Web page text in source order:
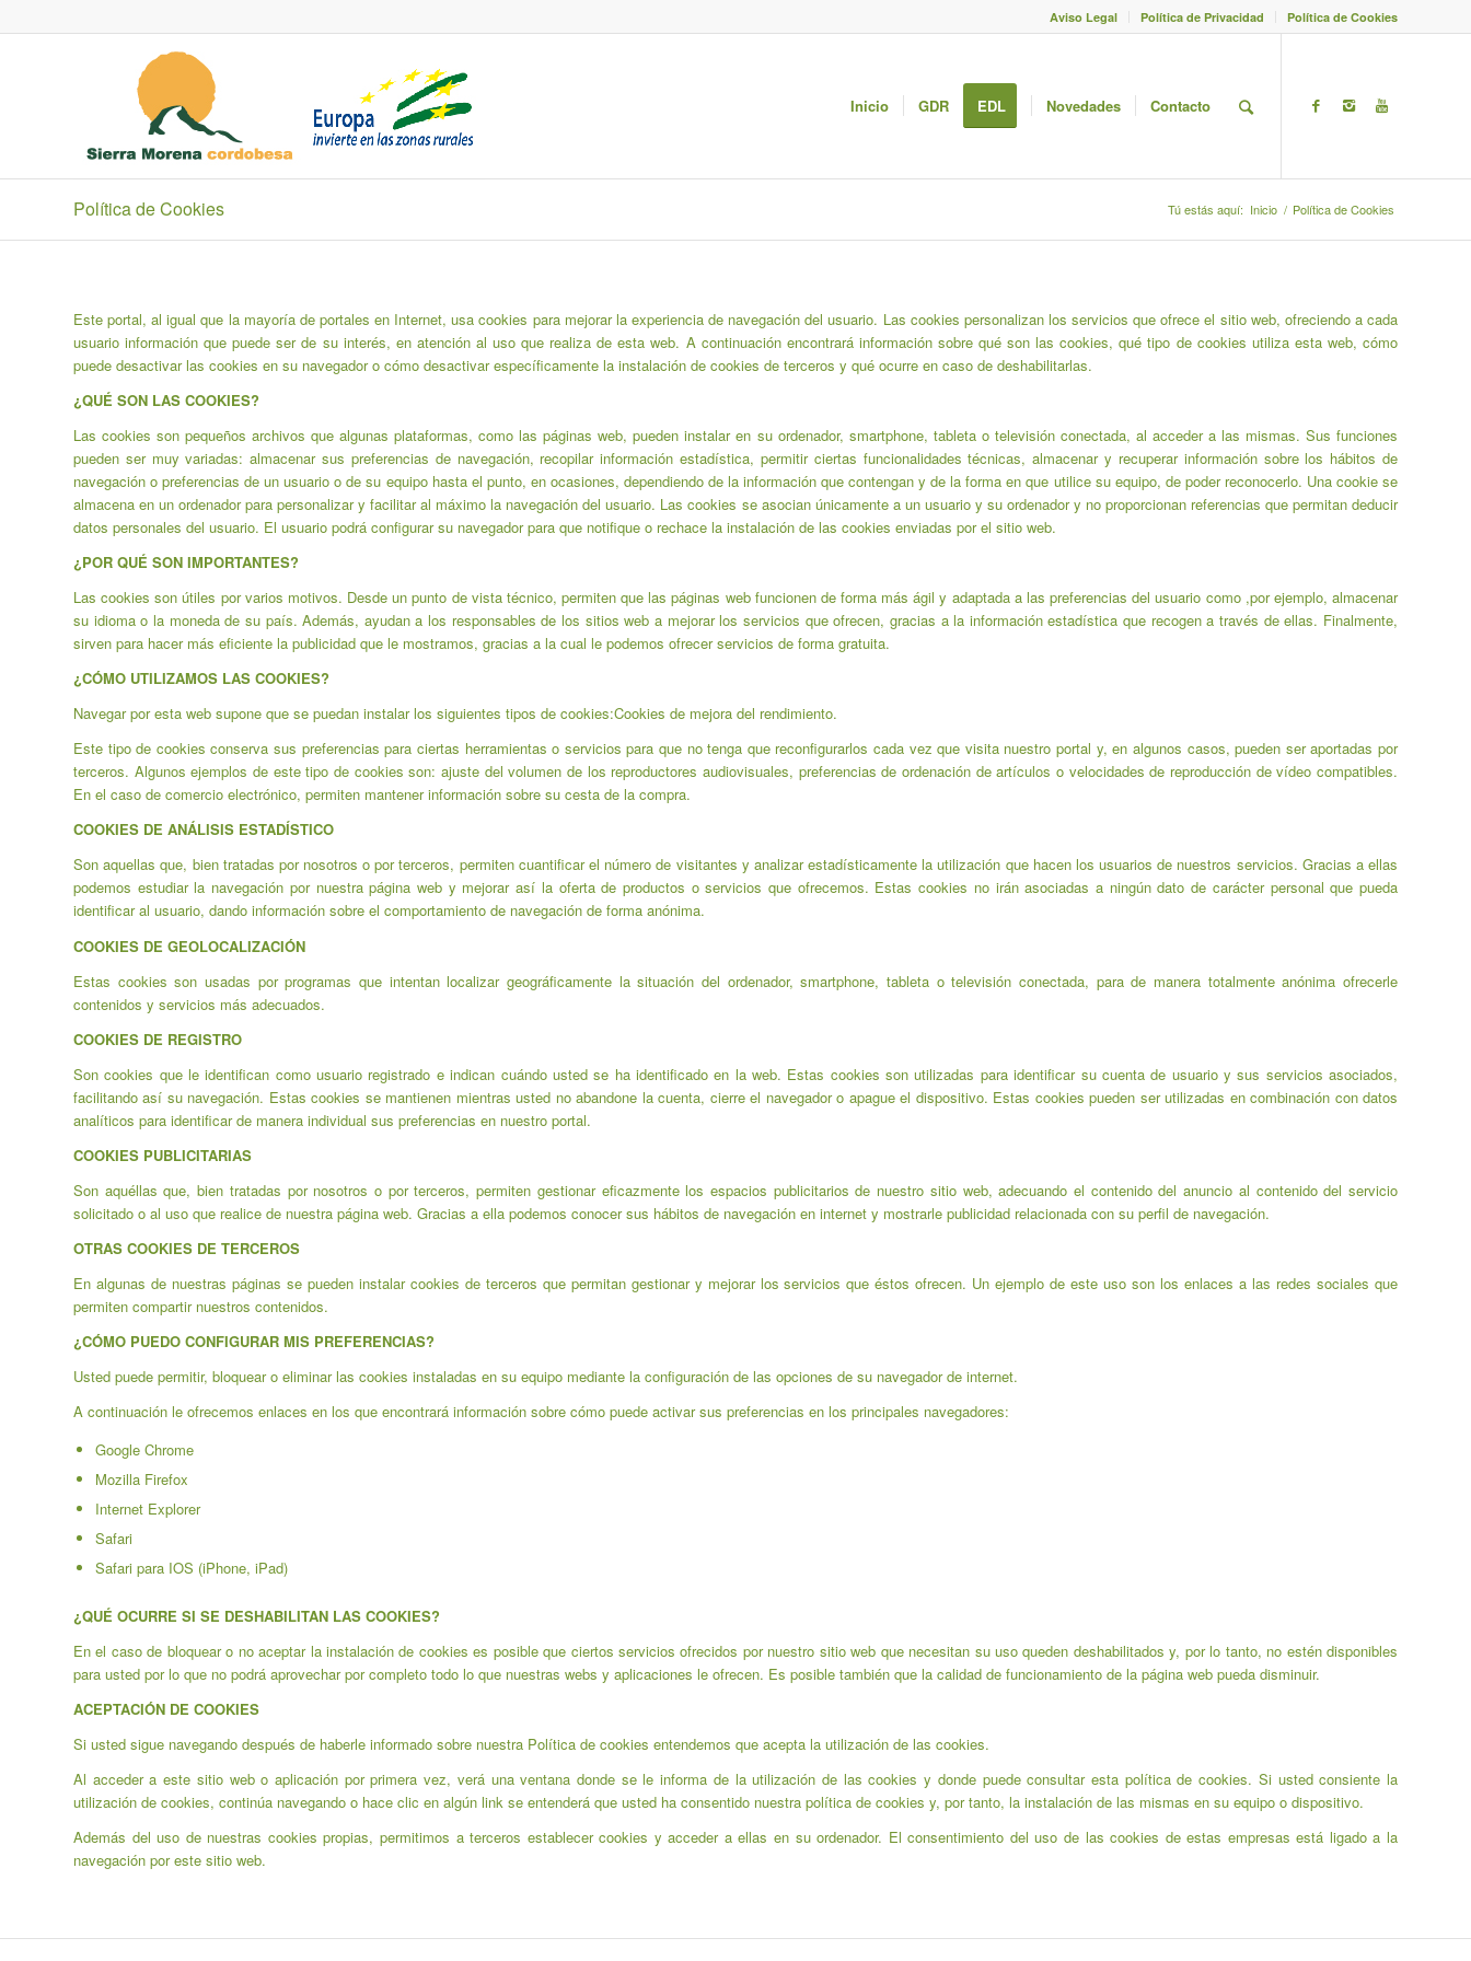
Aviso Legal Política de Privacidad Política de Cookies
Inicio GDR EDL Novedades Contacto
Política de Cookies Tú estás aquí: Inicio / Política de Cookies
Este portal, al igual que la mayoría de portales en Internet, usa cookies para mejorar la experiencia de navegación del usuario. Las cookies personalizan los servicios que ofrece el sitio web, ofreciendo a cada
usuario información que puede ser de su interés, en atención al uso que realiza de esta web. A continuación encontrará información sobre qué son las cookies, qué tipo de cookies utiliza esta web, cómo
puede desactivar las cookies en su navegador o cómo desactivar específicamente la instalación de cookies de terceros y qué ocurre en caso de deshabilitarlas.
¿QUÉ SON LAS COOKIES?
Las cookies son pequeños archivos que algunas plataformas, como las páginas web, pueden instalar en su ordenador, smartphone, tableta o televisión conectada, al acceder a las mismas. Sus funciones
pueden ser muy variadas: almacenar sus preferencias de navegación, recopilar información estadística, permitir ciertas funcionalidades técnicas, almacenar y recuperar información sobre los hábitos de
navegación o preferencias de un usuario o de su equipo hasta el punto, en ocasiones, dependiendo de la información que contengan y de la forma en que utilice su equipo, de poder reconocerlo. Una cookie se
almacena en un ordenador para personalizar y facilitar al máximo la navegación del usuario. Las cookies se asocian únicamente a un usuario y su ordenador y no proporcionan referencias que permitan deducir
datos personales del usuario. El usuario podrá configurar su navegador para que notifique o rechace la instalación de las cookies enviadas por el sitio web.
¿POR QUÉ SON IMPORTANTES?
Las cookies son útiles por varios motivos. Desde un punto de vista técnico, permiten que las páginas web funcionen de forma más ágil y adaptada a las preferencias del usuario como ,por ejemplo, almacenar
su idioma o la moneda de su país. Además, ayudan a los responsables de los sitios web a mejorar los servicios que ofrecen, gracias a la información estadística que recogen a través de ellas. Finalmente,
sirven para hacer más eficiente la publicidad que le mostramos, gracias a la cual le podemos ofrecer servicios de forma gratuita.
¿CÓMO UTILIZAMOS LAS COOKIES?
Navegar por esta web supone que se puedan instalar los siguientes tipos de cookies:Cookies de mejora del rendimiento.
Este tipo de cookies conserva sus preferencias para ciertas herramientas o servicios para que no tenga que reconfigurarlos cada vez que visita nuestro portal y, en algunos casos, pueden ser aportadas por
terceros. Algunos ejemplos de este tipo de cookies son: ajuste del volumen de los reproductores audiovisuales, preferencias de ordenación de artículos o velocidades de reproducción de vídeo compatibles.
En el caso de comercio electrónico, permiten mantener información sobre su cesta de la compra.
COOKIES DE ANÁLISIS ESTADÍSTICO
Son aquellas que, bien tratadas por nosotros o por terceros, permiten cuantificar el número de visitantes y analizar estadísticamente la utilización que hacen los usuarios de nuestros servicios. Gracias a ellas
podemos estudiar la navegación por nuestra página web y mejorar así la oferta de productos o servicios que ofrecemos. Estas cookies no irán asociadas a ningún dato de carácter personal que pueda
identificar al usuario, dando información sobre el comportamiento de navegación de forma anónima.
COOKIES DE GEOLOCALIZACIÓN
Estas cookies son usadas por programas que intentan localizar geográficamente la situación del ordenador, smartphone, tableta o televisión conectada, para de manera totalmente anónima ofrecerle
contenidos y servicios más adecuados.
COOKIES DE REGISTRO
Son cookies que le identifican como usuario registrado e indican cuándo usted se ha identificado en la web. Estas cookies son utilizadas para identificar su cuenta de usuario y sus servicios asociados,
facilitando así su navegación. Estas cookies se mantienen mientras usted no abandone la cuenta, cierre el navegador o apague el dispositivo. Estas cookies pueden ser utilizadas en combinación con datos
analíticos para identificar de manera individual sus preferencias en nuestro portal.
COOKIES PUBLICITARIAS
Son aquéllas que, bien tratadas por nosotros o por terceros, permiten gestionar eficazmente los espacios publicitarios de nuestro sitio web, adecuando el contenido del anuncio al contenido del servicio
solicitado o al uso que realice de nuestra página web. Gracias a ella podemos conocer sus hábitos de navegación en internet y mostrarle publicidad relacionada con su perfil de navegación.
OTRAS COOKIES DE TERCEROS
En algunas de nuestras páginas se pueden instalar cookies de terceros que permitan gestionar y mejorar los servicios que éstos ofrecen. Un ejemplo de este uso son los enlaces a las redes sociales que
permiten compartir nuestros contenidos.
¿CÓMO PUEDO CONFIGURAR MIS PREFERENCIAS?
Usted puede permitir, bloquear o eliminar las cookies instaladas en su equipo mediante la configuración de las opciones de su navegador de internet.
A continuación le ofrecemos enlaces en los que encontrará información sobre cómo puede activar sus preferencias en los principales navegadores:
Google Chrome
Mozilla Firefox
Internet Explorer
Safari
Safari para IOS (iPhone, iPad)
¿QUÉ OCURRE SI SE DESHABILITAN LAS COOKIES?
En el caso de bloquear o no aceptar la instalación de cookies es posible que ciertos servicios ofrecidos por nuestro sitio web que necesitan su uso queden deshabilitados y, por lo tanto, no estén disponibles
para usted por lo que no podrá aprovechar por completo todo lo que nuestras webs y aplicaciones le ofrecen. Es posible también que la calidad de funcionamiento de la página web pueda disminuir.
ACEPTACIÓN DE COOKIES
Si usted sigue navegando después de haberle informado sobre nuestra Política de cookies entendemos que acepta la utilización de las cookies.
Al acceder a este sitio web o aplicación por primera vez, verá una ventana donde se le informa de la utilización de las cookies y donde puede consultar esta política de cookies. Si usted consiente la
utilización de cookies, continúa navegando o hace clic en algún link se entenderá que usted ha consentido nuestra política de cookies y, por tanto, la instalación de las mismas en su equipo o dispositivo.
Además del uso de nuestras cookies propias, permitimos a terceros establecer cookies y acceder a ellas en su ordenador. El consentimiento del uso de las cookies de estas empresas está ligado a la
navegación por este sitio web.